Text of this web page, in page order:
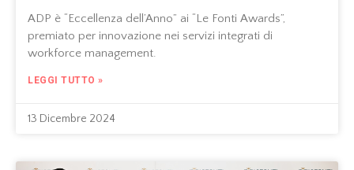
ADP è “Eccellenza dell’Anno” ai “Le Fonti Awards”,
premiato per innovazione nei servizi integrati di
workforce management.
LEGGI TUTTO »
13 Dicembre 2024